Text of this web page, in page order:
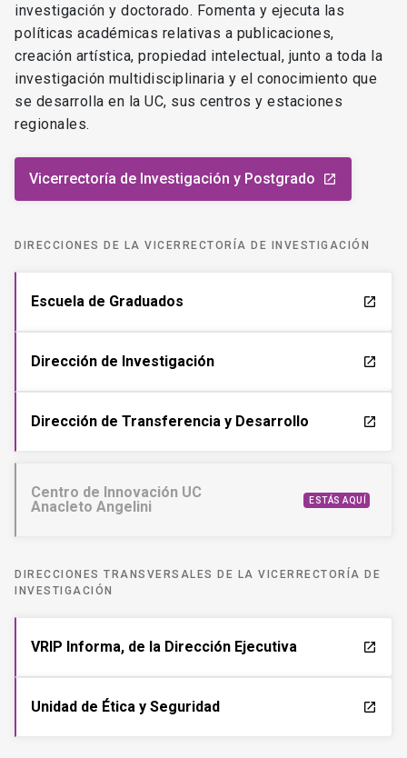
investigación y doctorado. Fomenta y ejecuta las
políticas académicas relativas a publicaciones,
creación artística, propiedad intelectual, junto a toda la
investigación multidisciplinaria y el conocimiento que
se desarrolla en la UC, sus centros y estaciones
regionales.
Vicerrectoría de Investigación y Postgrado launch
DIRECCIONES DE LA VICERRECTORÍA DE INVESTIGACIÓN
Escuela de Graduados launch
Dirección de Investigación launch
Dirección de Transferencia y Desarrollo launch
Centro de Innovación UC
Anacleto Angelini
ESTÁS AQUÍ
DIRECCIONES TRANSVERSALES DE LA VICERRECTORÍA DE
INVESTIGACIÓN
VRIP Informa, de la Dirección Ejecutiva launch
Unidad de Ética y Seguridad launch